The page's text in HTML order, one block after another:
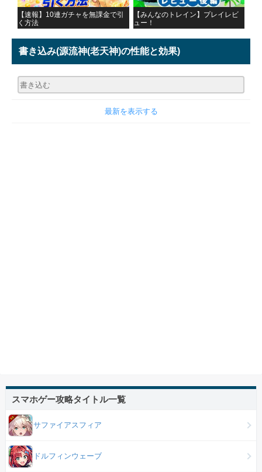
【速報】10連ガチャを無課金で引
く方法
【みんなのトレイン】プレイレビ
ュー！
書き込み(源流神(老天神)の性能と効果)
最新を表示する
スマホゲー攻略タイトル一覧
サファイアスフィア
ドルフィンウェーブ